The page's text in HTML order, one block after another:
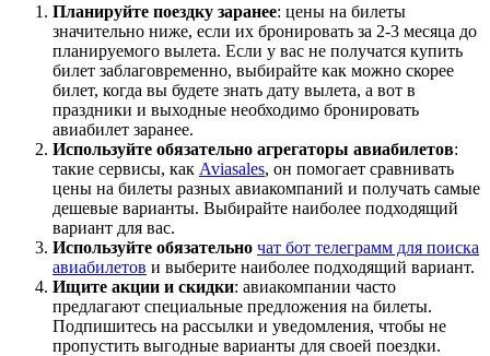
Планируйте поездку заранее: цены на билеты
значительно ниже, если их бронировать за 2-3 месяца до
планируемого вылета. Если у вас не получатся купить
билет заблаговременно, выбирайте как можно скорее
билет, когда вы будете знать дату вылета, а вот в
праздники и выходные необходимо бронировать
авиабилет заранее.
Используйте обязательно агрегаторы авиабилетов:
такие сервисы, как Aviasales, он помогает сравнивать
цены на билеты разных авиакомпаний и получать самые
дешевые варианты. Выбирайте наиболее подходящий
вариант для вас.
Используйте обязательно чат бот телеграмм для поиска
авиабилетов и выберите наиболее подходящий вариант.
Ищите акции и скидки: авиакомпании часто
предлагают специальные предложения на билеты.
Подпишитесь на рассылки и уведомления, чтобы не
пропустить выгодные варианты для своей поездки.